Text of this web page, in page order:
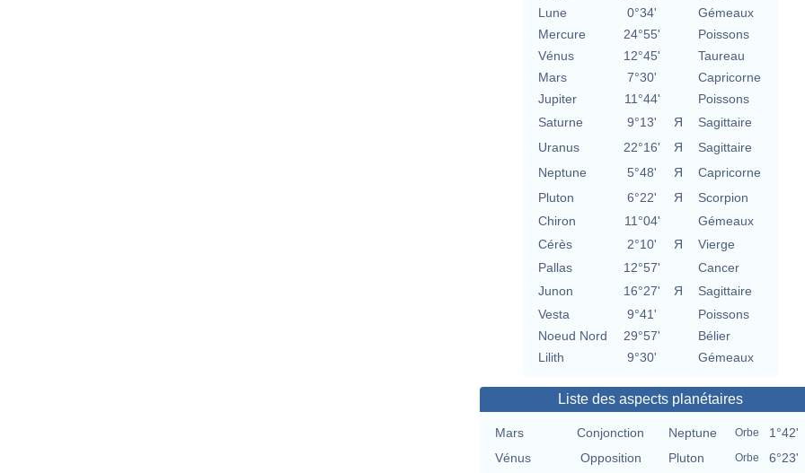
Lune
0°34'
Gémeaux
Mercure
24°55'
Poissons
Vénus
12°45'
Taureau
Mars
7°30'
Capricorne
Jupiter
11°44'
Poissons
Saturne
9°13' Я
Sagittaire
Uranus
22°16' Я
Sagittaire
Neptune
5°48' Я
Capricorne
Pluton
6°22' Я
Scorpion
Chiron
11°04'
Gémeaux
Cérès
2°10' Я
Vierge
Pallas
12°57'
Cancer
Junon
16°27' Я
Sagittaire
Vesta
9°41'
Poissons
Noeud Nord
29°57'
Bélier
Lilith
9°30' Gémeaux
Liste des aspects planétaires
Mars Conjonction Neptune Orbe
1°42'
Vénus
Opposition Pluton Orbe
6°23'